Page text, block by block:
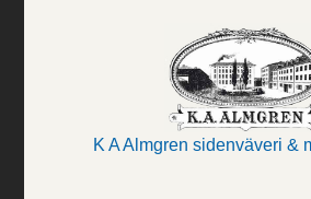
K A Almgren sidenväveri &